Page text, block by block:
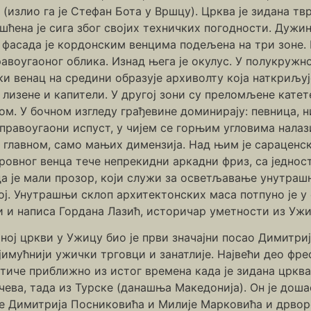
га је Стефан Бота у Вршцу). Црква је зидана
је сига због својих техничких погодности.
је кордонским венцима подељена на три зоне.
облика. Изнад њега је окулус. У
на средини образује архиволту која
и капители. У другој зони су преломљене
У бочном изгледу грађевине доминирају: певница,
испуст, у чијем се горњим угловима
главном, само мањих димензија. Над њим је
венца тече непрекидни аркадни фриз, са
је мали прозор, који служи за осветљавање
Унутрашњи склоп архитектонских маса потпуно је у
написа Гордана Лазић, историчар уметности из
цркви у Ужицу био је први значајни посао
ужички трговци и занатлије. Највећи део
приближно из истог времена када је зидана
тада из Турске (данашња Македонија). Он је
Димитрија Посниковића и Милије Марковића и